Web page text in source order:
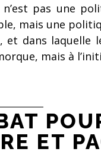
n’est pas une
mais une
et dans laquelle
mais à
ET